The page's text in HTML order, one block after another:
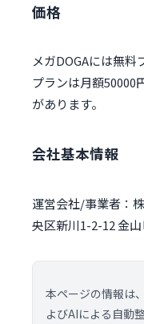
価格
メガDOGAには無料
プランは月額
があります。
会社基本情報
運営会社/事業者：
央区新川1-2-12 金
本ページの情報は
よびAIによる自動